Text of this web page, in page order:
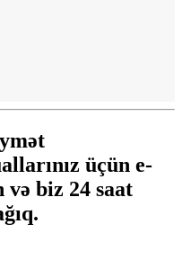
üçün e-
və biz 24 saat